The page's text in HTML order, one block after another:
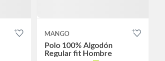
MANGO
Polo 100% Algodón
Regular fit Hombre